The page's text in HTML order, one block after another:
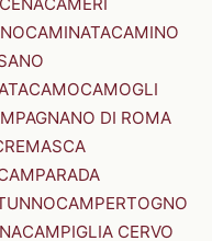
CAMINATACAMINO
CAMOCAMOGLI
DI ROMA
CAMPERTOGNO
CAMPIGLIA CERVO